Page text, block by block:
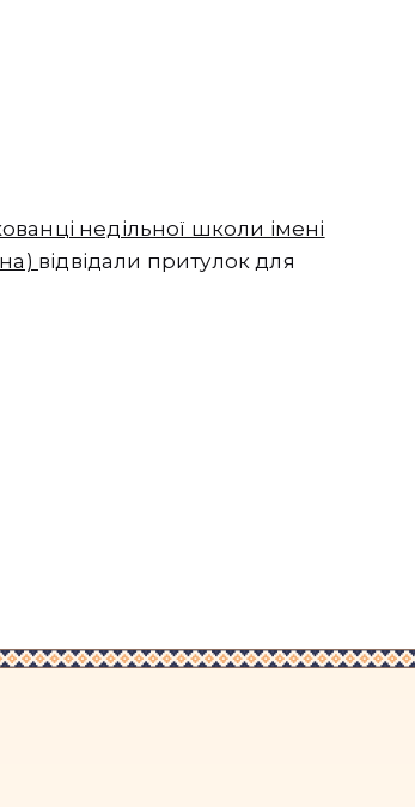
недільної школи імені
відвідали притулок для